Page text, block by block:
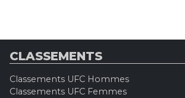
CLASSEMENTS
Classements UFC Hommes
Classements UFC Femmes